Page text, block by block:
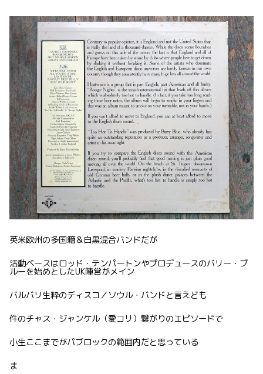
英米欧州の多国籍＆白黒混合バンドだが
活動ベースはロッド・テンパートンやプロデュースのバリー・ブ
ルーを始めとしたUK陣営がメイン
バルバリ生粋のディスコ／ソウル・バンドと言えども
件のチャス・ジャンケル（愛コリ）繋がりのエピソードで
小生ここまでがパブロックの範囲内だと思っている
ま